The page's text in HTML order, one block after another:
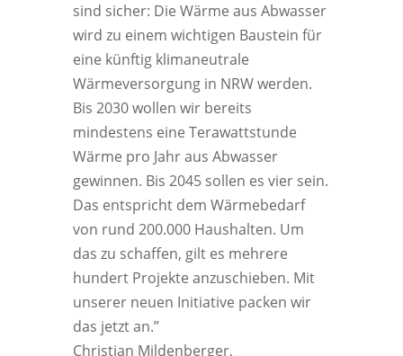
sind sicher: Die Wärme aus Abwasser
wird zu einem wichtigen Baustein für
eine künftig klimaneutrale
Wärmeversorgung in NRW werden.
Bis 2030 wollen wir bereits
mindestens eine Terawattstunde
Wärme pro Jahr aus Abwasser
gewinnen. Bis 2045 sollen es vier sein.
Das entspricht dem Wärmebedarf
von rund 200.000 Haushalten. Um
das zu schaffen, gilt es mehrere
hundert Projekte anzuschieben. Mit
unserer neuen Initiative packen wir
das jetzt an.”
Christian Mildenberger,